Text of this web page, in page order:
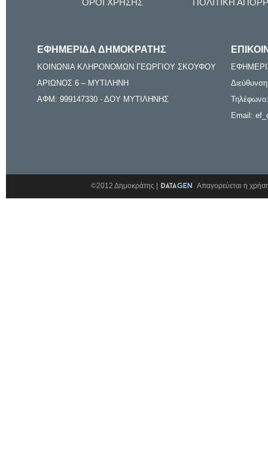
ΟΡΟΙ ΧΡΗΣΗΣ ΠΟΛΙΤΙΚΗ
ΕΦΗΜΕΡΙΔΑ ΔΗΜΟΚΡΑΤΗΣ
ΚΟΙΝΩΝΙΑ ΚΛΗΡΟΝΟΜΩΝ ΓΕΩΡΓΙΟΥ ΣΚΟΥΦΟΥ
ΑΡΙΩΝΟΣ 6 – ΜΥΤΙΛΗΝΗ
ΑΦΜ: 999147330 - ΔΟΥ ΜΥΤΙΛΗΝΗΣ
Email:
©2012 Δημοκράτης | Απαγορεύεται η